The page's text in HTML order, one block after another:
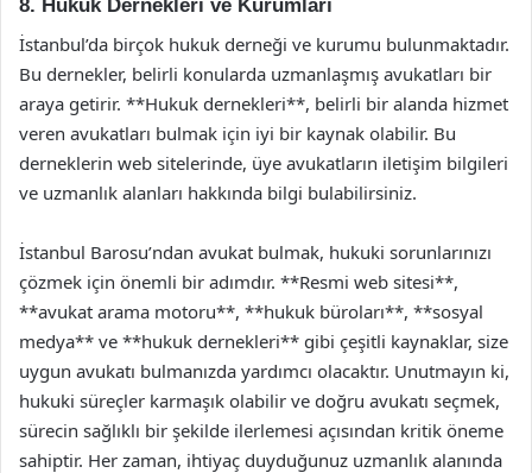
8. Hukuk Dernekleri ve Kurumları
İstanbul’da birçok hukuk derneği ve kurumu bulunmaktadır.
Bu dernekler, belirli konularda uzmanlaşmış avukatları bir
araya getirir. **Hukuk dernekleri**, belirli bir alanda hizmet
veren avukatları bulmak için iyi bir kaynak olabilir. Bu
derneklerin web sitelerinde, üye avukatların iletişim bilgileri
ve uzmanlık alanları hakkında bilgi bulabilirsiniz.
İstanbul Barosu’ndan avukat bulmak, hukuki sorunlarınızı
çözmek için önemli bir adımdır. **Resmi web sitesi**,
**avukat arama motoru**, **hukuk büroları**, **sosyal
medya** ve **hukuk dernekleri** gibi çeşitli kaynaklar, size
uygun avukatı bulmanızda yardımcı olacaktır. Unutmayın ki,
hukuki süreçler karmaşık olabilir ve doğru avukatı seçmek,
sürecin sağlıklı bir şekilde ilerlemesi açısından kritik öneme
sahiptir. Her zaman, ihtiyaç duyduğunuz uzmanlık alanında